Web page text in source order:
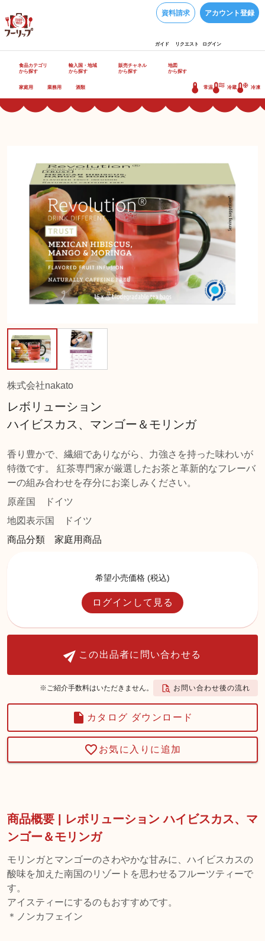
資料請求 アカウント登録
ガイド リクエスト ログイン
食品カテゴリ
から探す
輸入国・地域
から探す
販売チャネル
から探す
地図
から探す
家庭用 業務用 酒類 常温 冷蔵 冷凍
株式会社nakato
レボリューション
ハイビスカス、マンゴー＆モリンガ
香り豊かで、繊細でありながら、力強さを持った味わいが
特徴です。 紅茶専門家が厳選したお茶と革新的なフレーバ
ーの組み合わせを存分にお楽しみください。
原産国
ドイツ
地図表示国
ドイツ
商品分類 家庭用商品
希望小売価格 (税込)
ログインして見る
この出品者に問い合わせる
※ご紹介手数料はいただきません。 お問い合わせ後の流れ
カタログ ダウンロード
お気に入りに追加
商品概要 | レボリューション ハイビスカス、マ
ンゴー＆モリンガ
モリンガとマンゴーのさわやかな甘みに、ハイビスカスの
酸味を加えた南国のリゾートを思わせるフルーツティーで
す。
アイスティーにするのもおすすめです。
＊ノンカフェイン